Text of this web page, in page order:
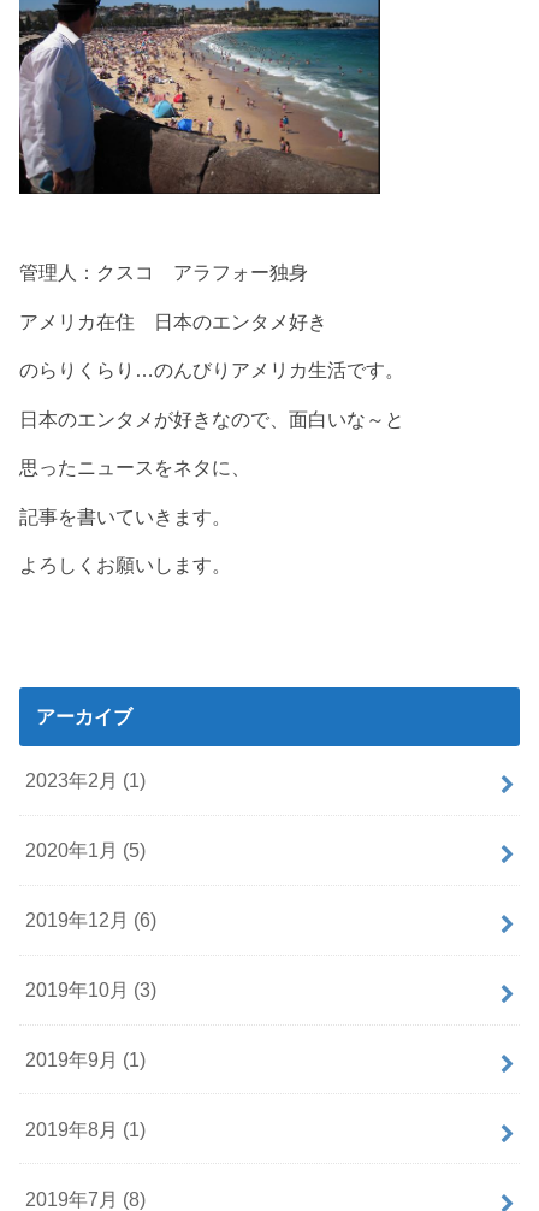
管理人：クスコ アラフォー独身
アメリカ在住 日本のエンタメ好き
のらりくらり…のんびりアメリカ生活です。
日本のエンタメが好きなので、面白いな～と
思ったニュースをネタに、
記事を書いていきます。
よろしくお願いします。
アーカイブ
2023年2月 (1)
2020年1月 (5)
2019年12月 (6)
2019年10月 (3)
2019年9月 (1)
2019年8月 (1)
2019年7月 (8)